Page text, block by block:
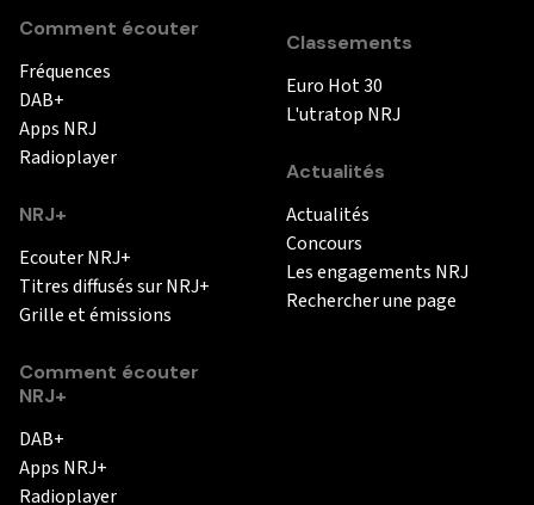
Comment écouter
Fréquences
DAB+
Apps NRJ
Radioplayer
NRJ+
Ecouter NRJ+
Titres diffusés sur NRJ+
Grille et émissions
Comment écouter
NRJ+
DAB+
Apps NRJ+
Radioplayer
Classements
Euro Hot 30
L'utratop NRJ
Actualités
Actualités
Concours
Les engagements NRJ
Rechercher une page